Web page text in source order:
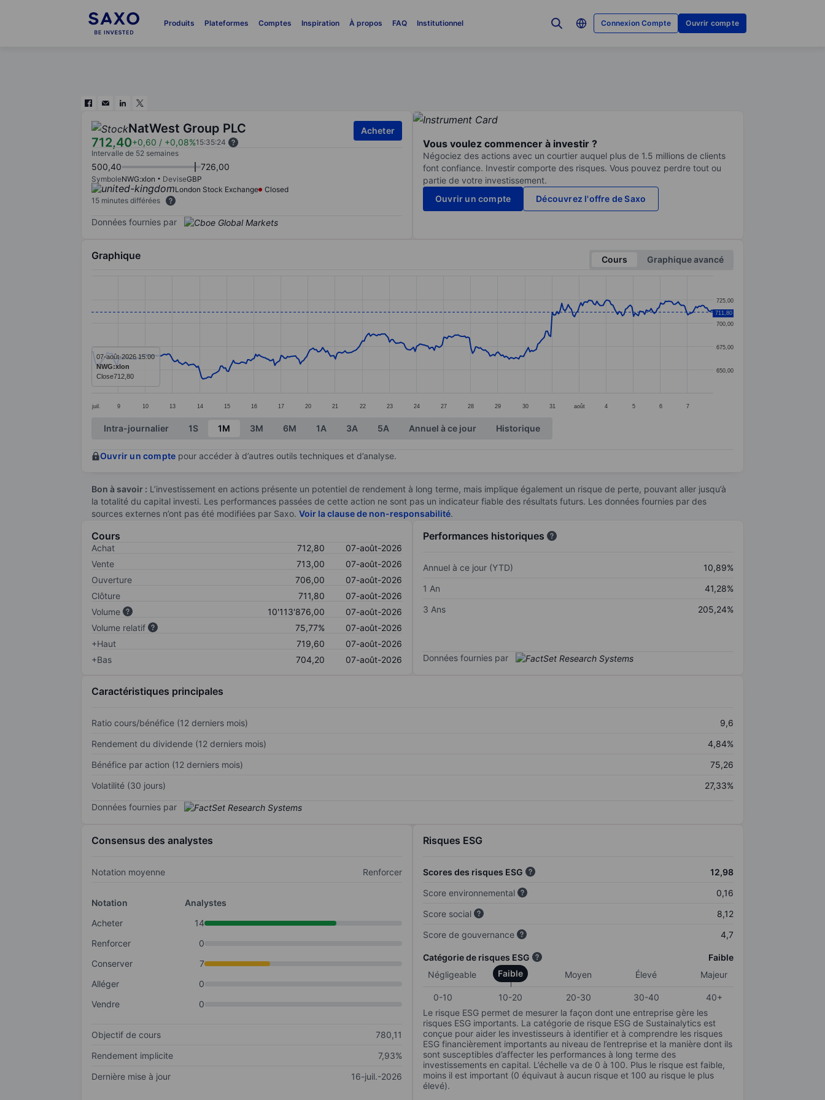
Produits Plateformes Comptes Inspiration À propos FAQ Institutionnel Connexion Compte Ouvrir compte
NatWest Group PLC
712,40+0,60 / +0,08%15:35:24
Acheter
Intervalle de 52 semaines
500,40 726,00
SymboleNWG:xlon DeviseGBP
London Stock Exchange
Closed
15 minutes différées
Données fournies par
Vous voulez commencer à investir ?
Négociez des actions avec un courtier auquel plus de 1.5 millions de clients
font confiance. Investir comporte des risques. Vous pouvez perdre tout ou
partie de votre investissement.
Ouvrir un compte
Découvrez l'offre de Saxo
Graphique Cours
Graphique avancé
The chart has 1 Y axis displaying values. Data ranges from 639.8 to 724.4.
juil. 9 10 13 14 15 16 17 20 21 22 23 24 27 28 29 30 31 août 4 5 6 7
650,00
675,00
700,00
725,00
711,80
07-août-2026 15:00
NWG:xlon
Close712,80
End of interactive chart.
Intra-journalier 1S 1M 3M 6M 1A 3A 5A Annuel à ce jour Historique
Ouvrir un compte pour accéder à d’autres outils techniques et d’analyse.
Bon à savoir : L’investissement en actions présente un potentiel de rendement à long terme, mais implique également un risque de perte, pouvant aller jusqu’à
la totalité du capital investi. Les performances passées de cette action ne sont pas un indicateur fiable des résultats futurs. Les données fournies par des
sources externes n’ont pas été modifiées par Saxo. Voir la clause de non-responsabilité.
Cours
Achat 712,80
07-août-2026
Vente
713,00
07-août-2026
Ouverture
706,00
07-août-2026
Clôture
711,80
07-août-2026
Volume
10'113'876,00
07-août-2026
Volume relatif
75,77%
07-août-2026
+Haut
719,60
07-août-2026
+Bas
704,20 07-août-2026
Performances historiques
Annuel à ce jour (YTD)
10,89%
1 An
41,28%
3 Ans
205,24%
Données fournies par
Caractéristiques principales
Ratio cours/bénéfice (12 derniers mois)
9,6
Rendement du dividende (12 derniers mois)
4,84%
Bénéfice par action (12 derniers mois)
75,26
Volatilité (30 jours)
27,33%
Données fournies par
Consensus des analystes
Notation moyenne Renforcer
Notation
Analystes
Acheter
14
Renforcer
0
Conserver
7
Alléger
0
Vendre
0
Objectif de cours
780,11
Rendement implicite
7,93%
Dernière mise à jour
16-juil.-2026
Risques ESG
Scores des risques ESG
12,98
Score environnemental
0,16
Score social
8,12
Score de gouvernance
4,7
Catégorie de risques ESG
Faible
Négligeable
Faible Moyen Élevé Majeur
0-10 10-20 20-30 30-40
40+
Le risque ESG permet de mesurer la façon dont une entreprise gère les
risques ESG importants. La catégorie de risque ESG de Sustainalytics est
conçue pour aider les investisseurs à identifier et à comprendre les risques
ESG financièrement importants au niveau de l’entreprise et la manière dont ils
sont susceptibles d’affecter les performances à long terme des
investissements en capital. L’échelle va de 0 à 100. Plus le risque est faible,
moins il est important (0 équivaut à aucun risque et 100 au risque le plus
élevé).